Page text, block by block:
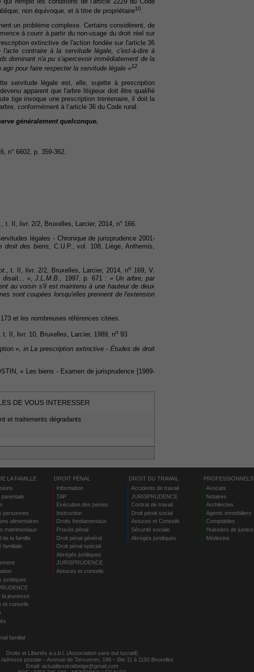
non équivoque, et à titre de propriétaire10.
un problème complexe. Certains considèrent, de
à courir à partir du non-usage du droit réel sur
extinctive de l'action fondée sur l'article 36
l'acte contraire à la servitude légale, c'est-à-dire à
dominant n'a pu s'apercevoir immédiatement de la
pour faire respecter la servitude légale »12.
servitude légale est, elle, sujette à prescription
apparent que l'arbre litigieux doit être qualifié
tige invoque une prescription trentenaire, il doit la
conformément à l’article 36 du Code rural.
généralement quelconque.
n° 6602, p. 359-362.
t. II, livr. 2/2, Bruxelles, Larcier, 2014, n° 166.
légales - Chronique de jurisprudence 2001-
droit des biens,
C.U.P., vol. 108, Liège, Anthemis,
t. II, livr. 2/2, Bruxelles, Larcier, 2014, no 169, V.
disait... »,J.L.M.B., 1997, p. 671 : « Un arbre, par
au voisin s'il est maintenu à une hauteur de deux
sont coupées lorsqu'elles prennent de l'extension
173 et les nombreuses références citées.
, t. II, livr. 10, Bruxelles, Larcier, 1989, no 93
», in La prescription extinctive - Études de droit
« Les biens - Examen de jurisprudence [1989-
DE VOUS INTERESSER
et traitements dégradants
LA FAMILLE
parentale
personnes
alimentaires
matrimoniaux
de la famille
familiale
juridiques
la jeunesse
et conseils
familial
DROIT PÉNAL
Information
TAP
Exécution des peines
Instruction
Droits fondamentaux
Procès pénal
Droit pénal général
Droit pénal spécial
Abrégés juridiques
JURISPRUDENCE
Astuces et conseils
DROIT DU TRAVAIL
Accidents de travail
JURISPRUDENCE
Contrat de travail
Droit pénal social
Astuces et Conseils
Sécurité sociale
Abrégés juridiques
PROFESSIONNELS
Avocats
Notaires
Architectes
Agents immobiliers
Comptables
Huissiers de justice
Médecins
Droits et Libertés a.s.b.l. (Association sans but lucratif)
adresse postale – Avenue de Tervueren, 186 – Bte 11 à 1150 Bruxelles
Email: actualitesdroitbelge@gmail.com